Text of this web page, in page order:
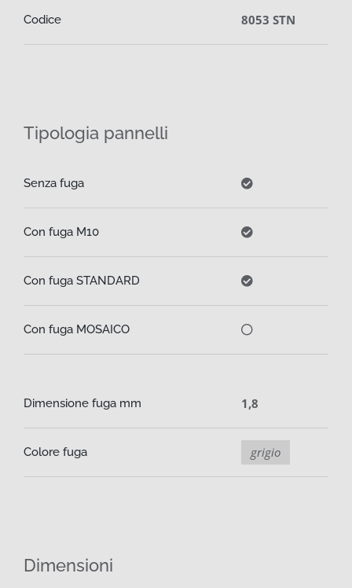
Codice 8053 STN
Tipologia pannelli
Senza fuga
Con fuga M10
Con fuga STANDARD
Con fuga MOSAICO
Dimensione fuga mm 1,8
Colore fuga grigio
Dimensioni